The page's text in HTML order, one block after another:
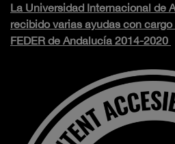
La Universidad Internacional de
recibido varias ayudas con
FEDER de Andalucía 2014-2020